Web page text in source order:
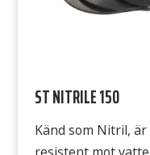
ST NITRILE 150
Känd som Nitril,
resistent mot